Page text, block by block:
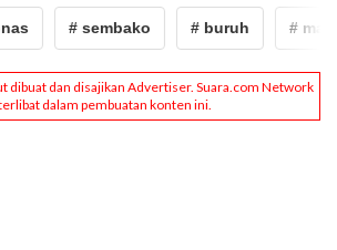
# sembako # buruh # may